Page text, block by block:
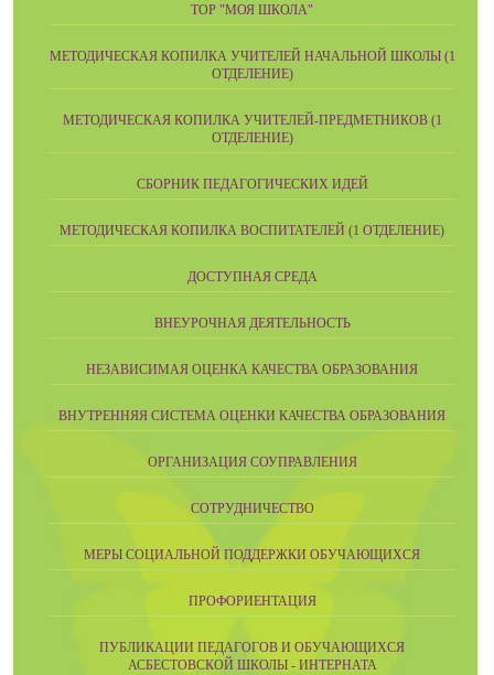
ТОР "МОЯ ШКОЛА"
МЕТОДИЧЕСКАЯ КОПИЛКА УЧИТЕЛЕЙ НАЧАЛЬНОЙ ШКОЛЫ (1
ОТДЕЛЕНИЕ)
МЕТОДИЧЕСКАЯ КОПИЛКА УЧИТЕЛЕЙ-ПРЕДМЕТНИКОВ (1
ОТДЕЛЕНИЕ)
СБОРНИК ПЕДАГОГИЧЕСКИХ ИДЕЙ
МЕТОДИЧЕСКАЯ КОПИЛКА ВОСПИТАТЕЛЕЙ (1 ОТДЕЛЕНИЕ)
ДОСТУПНАЯ СРЕДА
ВНЕУРОЧНАЯ ДЕЯТЕЛЬНОСТЬ
НЕЗАВИСИМАЯ ОЦЕНКА КАЧЕСТВА ОБРАЗОВАНИЯ
ВНУТРЕННЯЯ СИСТЕМА ОЦЕНКИ КАЧЕСТВА ОБРАЗОВАНИЯ
ОРГАНИЗАЦИЯ СОУПРАВЛЕНИЯ
СОТРУДНИЧЕСТВО
МЕРЫ СОЦИАЛЬНОЙ ПОДДЕРЖКИ ОБУЧАЮЩИХСЯ
ПРОФОРИЕНТАЦИЯ
ПУБЛИКАЦИИ ПЕДАГОГОВ И ОБУЧАЮЩИХСЯ
АСБЕСТОВСКОЙ ШКОЛЫ - ИНТЕРНАТА